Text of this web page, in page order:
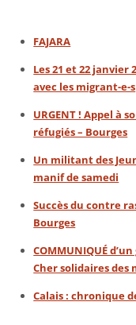
FAJARA
Les 21 et 22
avec les migrant-e-s
URGENT ! Appel à
réfugiés – Bourges
Un militant des
manif de samedi
Succès du contre
Bourges
COMMUNIQUÉ
Cher solidaires des
Calais : chronique